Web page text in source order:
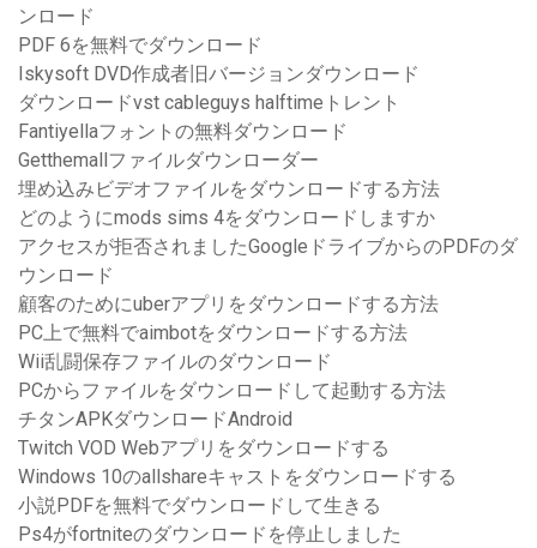
ンロード
PDF 6を無料でダウンロード
Iskysoft DVD作成者旧バージョンダウンロード
ダウンロードvst cableguys halftimeトレント
Fantiyellaフォントの無料ダウンロード
Getthemallファイルダウンローダー
埋め込みビデオファイルをダウンロードする方法
どのようにmods sims 4をダウンロードしますか
アクセスが拒否されましたGoogleドライブからのPDFのダ
ウンロード
顧客のためにuberアプリをダウンロードする方法
PC上で無料でaimbotをダウンロードする方法
Wii乱闘保存ファイルのダウンロード
PCからファイルをダウンロードして起動する方法
チタンAPKダウンロードAndroid
Twitch VOD Webアプリをダウンロードする
Windows 10のallshareキャストをダウンロードする
小説PDFを無料でダウンロードして生きる
Ps4がfortniteのダウンロードを停止しました